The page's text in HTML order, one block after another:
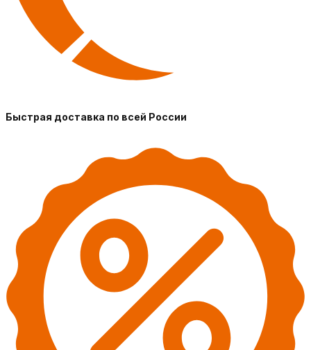
Быстрая доставка по всей России